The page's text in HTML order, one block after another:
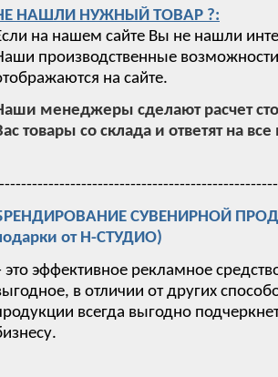
НАШЛИ НУЖНЫЙ ТОВАР ?:
на нашем сайте Вы не нашли
производственные
на сайте.
менеджеры сделают расчет
товары со склада и ответят на
СУВЕНИРНОЙ
от Н-СТУДИО)
это эффективное рекламное
в отличии от других
всегда выгодно